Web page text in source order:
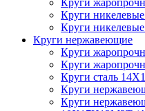
Круги
Круги
Круги нержавеющие
Круги
Круги
Круги сталь
Круги
Круги